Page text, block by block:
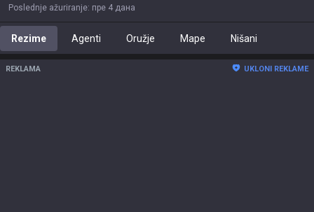
Poslednje ažuriranje: пре 4 дана
Rezime Agenti Oružje Mape Nišani
REKLAMA UKLONI REKLAME